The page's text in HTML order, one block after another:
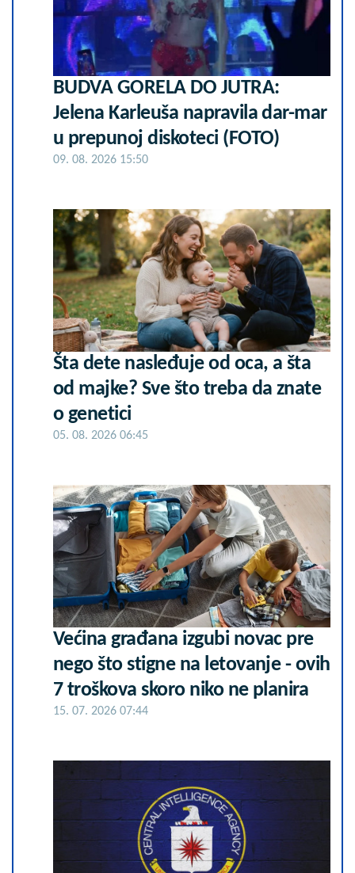
BUDVA GORELA DO JUTRA:
Jelena Karleuša napravila dar-mar
u prepunoj diskoteci (FOTO)
09. 08. 2026 15:50
Šta dete nasleđuje od oca, a šta
od majke? Sve što treba da znate
o genetici
05. 08. 2026 06:45
Većina građana izgubi novac pre
nego što stigne na letovanje - ovih
7 troškova skoro niko ne planira
15. 07. 2026 07:44